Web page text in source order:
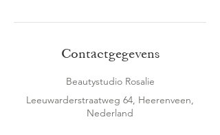
Contactgegevens
Beautystudio Rosalie
Leeuwarderstraatweg 64, Heerenveen,
Nederland